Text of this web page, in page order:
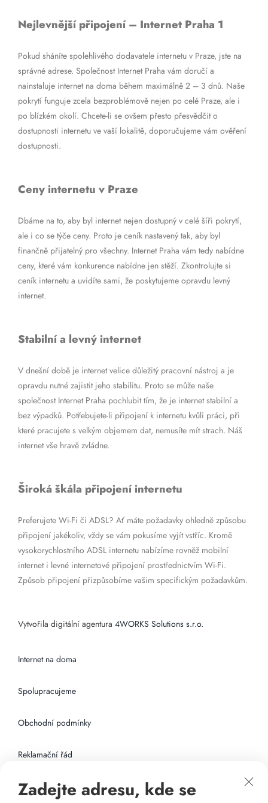
Nejlevnější připojení – Internet Praha 1
Pokud sháníte spolehlivého dodavatele internetu v Praze, jste na
správné adrese. Společnost Internet Praha vám doručí a
nainstaluje internet na doma během maximálně 2 – 3 dnů. Naše
pokrytí funguje zcela bezproblémově nejen po celé Praze, ale i
po blízkém okolí. Chcete-li se ovšem přesto přesvědčit o
dostupnosti internetu ve vaší lokalitě, doporučujeme vám ověření
dostupnosti.
Ceny internetu v Praze
Dbáme na to, aby byl internet nejen dostupný v celé šíři pokrytí,
ale i co se týče ceny. Proto je ceník nastavený tak, aby byl
finančně přijatelný pro všechny. Internet Praha vám tedy nabídne
ceny, které vám konkurence nabídne jen stěží. Zkontrolujte si
ceník internetu a uvidíte sami, že poskytujeme opravdu levný
internet.
Stabilní a levný internet
V dnešní době je internet velice důležitý pracovní nástroj a je
opravdu nutné zajistit jeho stabilitu. Proto se může naše
společnost Internet Praha pochlubit tím, že je internet stabilní a
bez výpadků. Potřebujete-li připojení k internetu kvůli práci, při
které pracujete s velkým objemem dat, nemusíte mít strach. Náš
internet vše hravě zvládne.
Široká škála připojení internetu
Preferujete Wi-Fi či ADSL? Ať máte požadavky ohledně způsobu
připojení jakékoliv, vždy se vám pokusíme vyjít vstříc. Kromě
vysokorychlostního ADSL internetu nabízíme rovněž mobilní
internet i levné internetové připojení prostřednictvím Wi-Fi.
Způsob připojení přizpůsobíme vašim specifickým požadavkům.
Vytvořila digitální agentura 4WORKS Solutions s.r.o.
Internet na doma
Spolupracujeme
Obchodní podmínky
Reklamační řád
Připojení k internetu
Zadejte adresu, kde se